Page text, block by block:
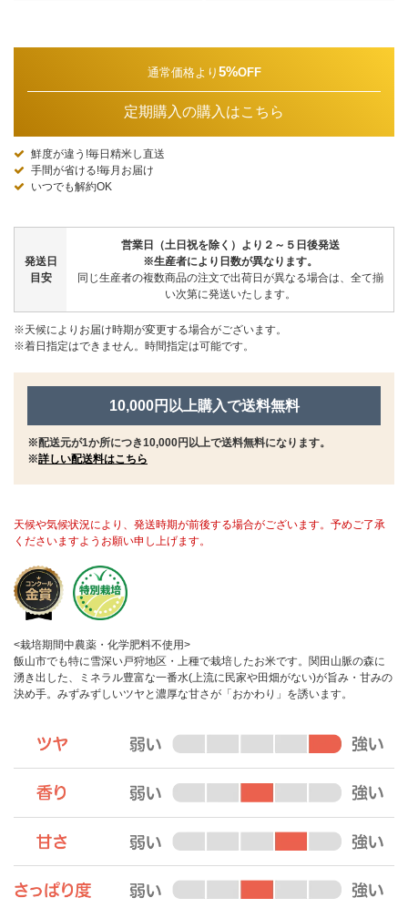
通常価格より 5%OFF
定期購入の購入はこちら
鮮度が違う!毎日精米し直送
手間が省ける!毎月お届け
いつでも解約OK
発送日
目安
営業日（土日祝を除く）より２～５日後発送
※生産者により日数が異なります。
同じ生産者の複数商品の注文で出荷日が異なる場合は、全て揃
い次第に発送いたします。
※天候によりお届け時期が変更する場合がございます。
※着日指定はできません。時間指定は可能です。
10,000円以上購入で送料無料
※配送元が1か所につき10,000円以上で送料無料になります。
※詳しい配送料はこちら
天候や気候状況により、発送時期が前後する場合がございます。予めご了承
くださいますようお願い申し上げます。
<栽培期間中農薬・化学肥料不使用>
飯山市でも特に雪深い戸狩地区・上種で栽培したお米です。関田山脈の森に
湧き出した、ミネラル豊富な一番水(上流に民家や田畑がない)が旨み・甘みの
決め手。みずみずしいツヤと濃厚な甘さが「おかわり」を誘います。